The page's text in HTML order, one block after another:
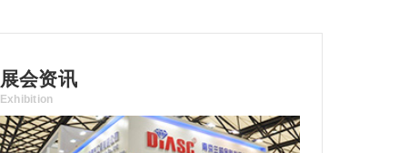
展会资讯
Exhibition